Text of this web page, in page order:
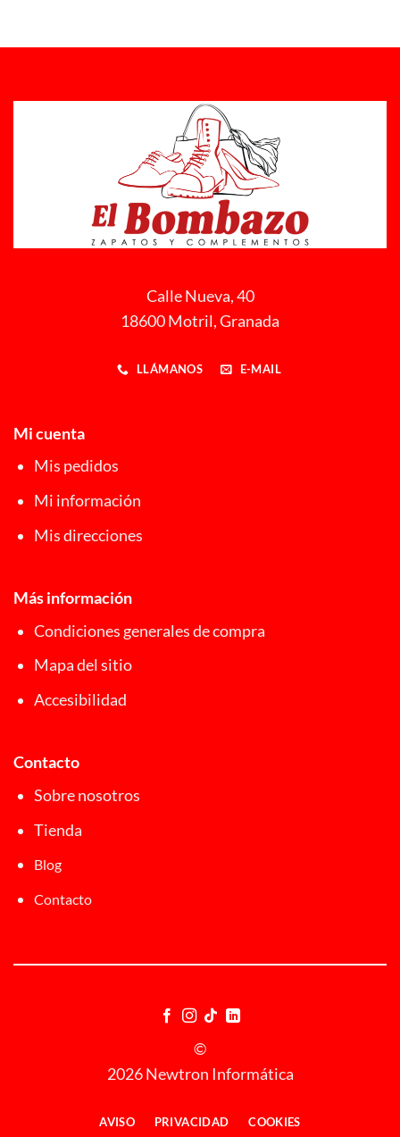
Calle Nueva, 40
18600 Motril, Granada
LLÁMANOS E-MAIL
Mi cuenta
Mis pedidos
Mi información
Mis direcciones
Más información
Condiciones generales de compra
Mapa del sitio
Accesibilidad
Contacto
Sobre nosotros
Tienda
Blog
Contacto
©
2026 Newtron Informática
AVISO PRIVACIDAD COOKIES